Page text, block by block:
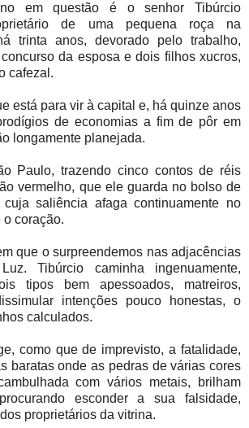
em questão é o senhor Tibúrcio
de uma pequena roça na
trinta anos, devorado pelo trabalho,
da esposa e dois filhos xucros,
cafezal.
está para vir à capital e, há quinze anos
de economias a fim de pôr em
longamente planejada.
Paulo, trazendo cinco contos de réis
vermelho, que ele guarda no bolso de
saliência afaga continuamente no
o coração.
que o surpreendemos nas adjacências
Tibúrcio caminha ingenuamente,
tipos bem apessoados, matreiros,
intenções pouco honestas, o
calculados.
como que de imprevisto, a fatalidade,
baratas onde as pedras de várias cores
com vários metais, brilham
esconder a sua falsidade,
proprietários da vitrina.